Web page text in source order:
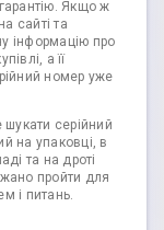
Якщо ж
сайті та
інформацію про
а її
номер уже
шукати серійний
на упаковці, в
та на дроті
пройти для
і питань.